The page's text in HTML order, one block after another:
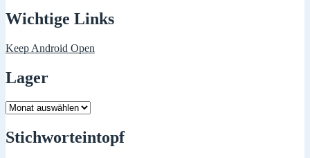
Wichtige Links
Keep Android Open
Lager
Lager
Stichworteintopf